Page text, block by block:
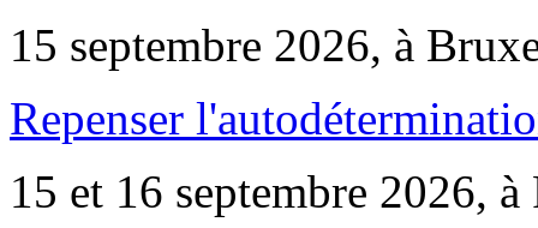
15 septembre 2026, à
Repenser
15 et 16 septembre 2026, à